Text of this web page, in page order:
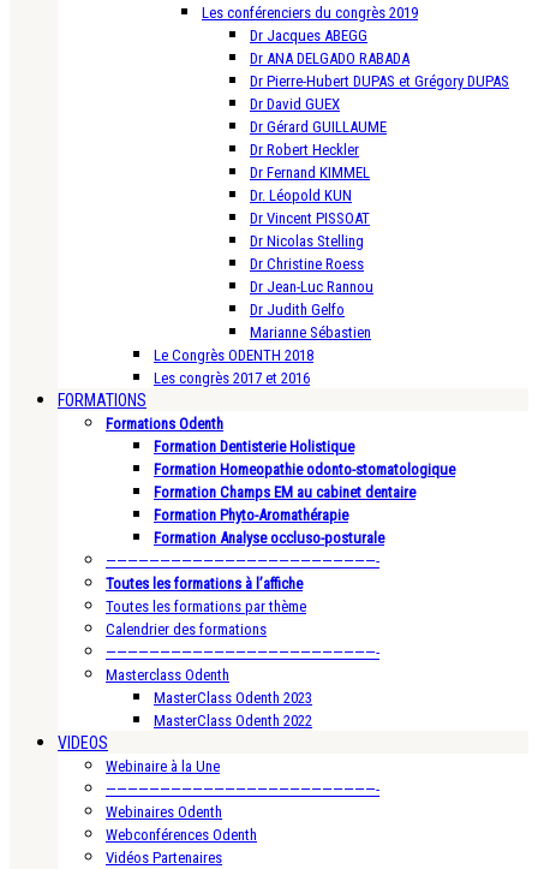
Les conférenciers du congrès 2019
Dr Jacques ABEGG
Dr ANA DELGADO RABADA
Dr Pierre-Hubert DUPAS et Grégory DUPAS
Dr David GUEX
Dr Gérard GUILLAUME
Dr Robert Heckler
Dr Fernand KIMMEL
Dr. Léopold KUN
Dr Vincent PISSOAT
Dr Nicolas Stelling
Dr Christine Roess
Dr Jean-Luc Rannou
Dr Judith Gelfo
Marianne Sébastien
Le Congrès ODENTH 2018
Les congrès 2017 et 2016
FORMATIONS
Formations Odenth
Formation Dentisterie Holistique
Formation Homeopathie odonto-stomatologique
Formation Champs EM au cabinet dentaire
Formation Phyto-Aromathérapie
Formation Analyse occluso-posturale
—————————————————————————-
Toutes les formations à l’affiche
Toutes les formations par thème
Calendrier des formations
—————————————————————————-
Masterclass Odenth
MasterClass Odenth 2023
MasterClass Odenth 2022
VIDEOS
Webinaire à la Une
—————————————————————————-
Webinaires Odenth
Webconférences Odenth
Vidéos Partenaires